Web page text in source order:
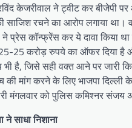
केजरीवाल ने ट्वीट कर बीजेपी
साजिश रचने का आरोप लगाया था।
ने प्रेस कॉन्फ्रेंस कर ये दावा किया
25 करोड़ रुपये का ऑफर दिया
भी है, जिसे सही वक्त आने पर जारी
की मांग करने के लिए भाजपा
मंगलवार को पुलिस कमिश्नर संजय
ने साधा निशाना